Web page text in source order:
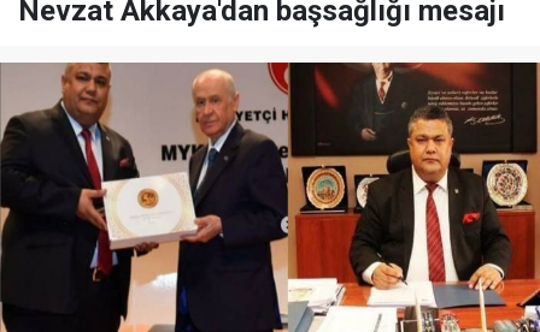
Nevzat Akkaya'dan başsağlığı mesajı